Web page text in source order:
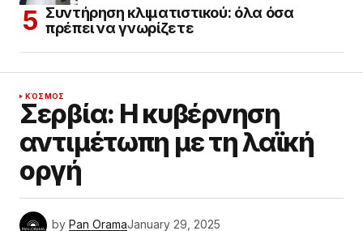
Συντήρηση κλιματιστικού: όλα όσα
πρέπει να γνωρίζετε
ΚΌΣΜΟΣ
Σερβία: Η κυβέρνηση
αντιμέτωπη με τη λαϊκή
οργή
by Pan OramaJanuary 29, 2025